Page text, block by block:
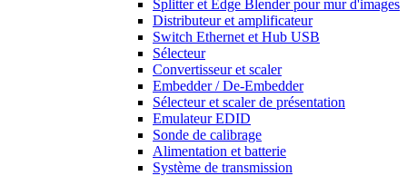
Splitter et Edge Blender pour mur d'images
Distributeur et amplificateur
Switch Ethernet et Hub USB
Sélecteur
Convertisseur et scaler
Embedder / De-Embedder
Sélecteur et scaler de présentation
Emulateur EDID
Sonde de calibrage
Alimentation et batterie
Système de transmission